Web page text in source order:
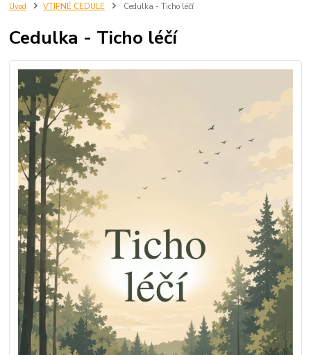
Úvod VTIPNÉ CEDULE Cedulka - Ticho léčí
Cedulka - Ticho léčí